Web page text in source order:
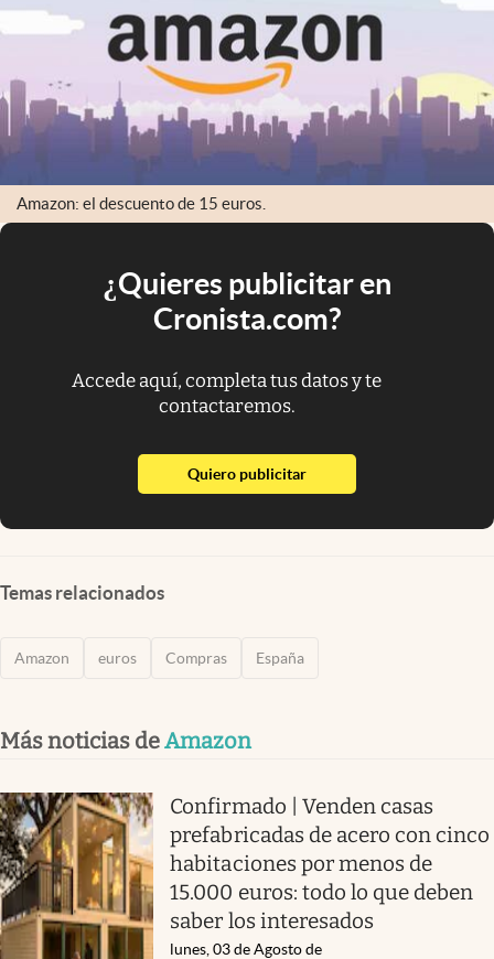
Amazon: el descuento de 15 euros.
¿Quieres publicitar en
Cronista.com?
Accede aquí, completa tus datos y te
contactaremos.
Quiero publicitarabre en nueva pestaña
Temas relacionados
Amazon euros Compras España
Más noticias deAmazon
Confirmado | Venden casas
prefabricadas de acero con cinco
habitaciones por menos de
15.000 euros: todo lo que deben
saber los interesados
lunes, 03 de Agosto de